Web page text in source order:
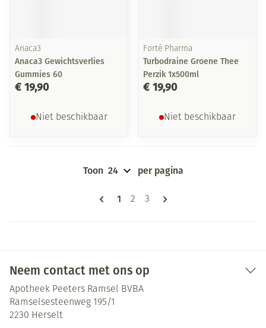
Anaca3
Anaca3 Gewichtsverlies
Gummies 60
€ 19,90
Niet beschikbaar
Forté Pharma
Turbodraine Groene Thee
Perzik 1x500ml
€ 19,90
Niet beschikbaar
Pagina's
U lees momenteel pagina
1 Pagina
2 Pagina
3
Toon per pagina
Neem contact met ons op
Apotheek Peeters Ramsel BVBA
Ramselsesteenweg 195/1
2230 Herselt